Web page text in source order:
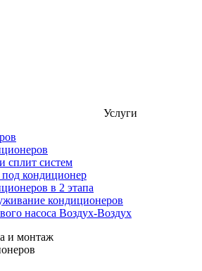
Услуги
сплит систем
под кондиционер
в 2 этапа
кондиционеров
насоса Воздух-Воздух
и монтаж